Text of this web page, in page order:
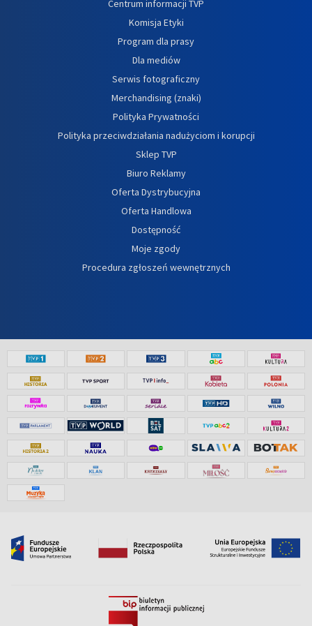
Centrum informacji TVP
Komisja Etyki
Program dla prasy
Dla mediów
Serwis fotograficzny
Merchandising (znaki)
Polityka Prywatności
Polityka przeciwdziałania nadużyciom i korupcji
Sklep TVP
Biuro Reklamy
Oferta Dystrybucyjna
Oferta Handlowa
Dostępność
Moje zgody
Procedura zgłoszeń wewnętrznych